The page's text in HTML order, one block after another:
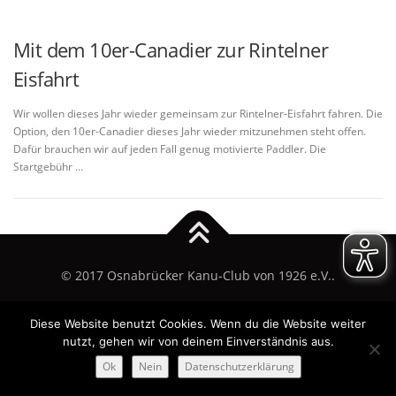
Mit dem 10er-Canadier zur Rintelner
Eisfahrt
Wir wollen dieses Jahr wieder gemeinsam zur Rintelner-Eisfahrt fahren. Die
Option, den 10er-Canadier dieses Jahr wieder mitzunehmen steht offen.
Dafür brauchen wir auf jeden Fall genug motivierte Paddler. Die
Startgebühr …
© 2017 Osnabrücker Kanu-Club von 1926 e.V..
Diese Website benutzt Cookies. Wenn du die Website weiter
nutzt, gehen wir von deinem Einverständnis aus.
Ok Nein Datenschutzerklärung